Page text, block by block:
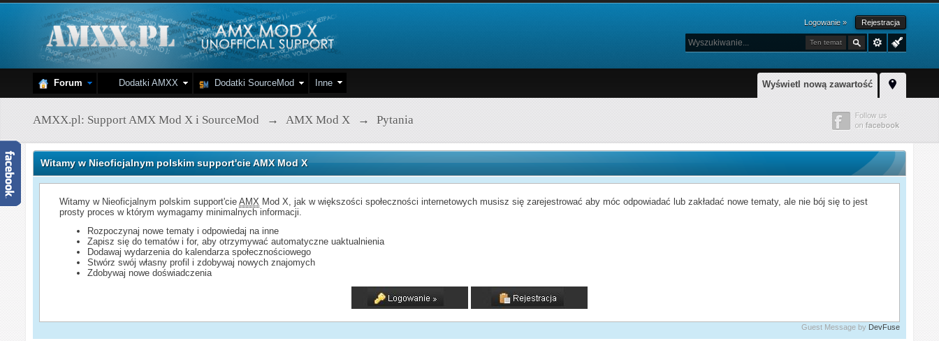
Logowanie » Rejestracja
Ten temat
Wyświetl nową zawartość
Forum Dodatki AMXX Dodatki SourceMod Inne
AMXX.pl: Support AMX Mod X i SourceMod → AMX Mod X → Pytania
Witamy w Nieoficjalnym polskim support'cie AMX Mod X
Witamy w Nieoficjalnym polskim support'cieAMX Mod X, jak w większości społeczności internetowych musisz się zarejestrować aby móc odpowiadać lub zakładać nowe tematy, ale nie bój się to jest
prosty proces w którym wymagamy minimalnych informacji.
Rozpoczynaj nowe tematy i odpowiedaj na inne
Zapisz się do tematów i for, aby otrzymywać automatyczne uaktualnienia
Dodawaj wydarzenia do kalendarza społecznościowego
Stwórz swój własny profil i zdobywaj nowych znajomych
Zdobywaj nowe doświadczenia
Guest Message by DevFuse